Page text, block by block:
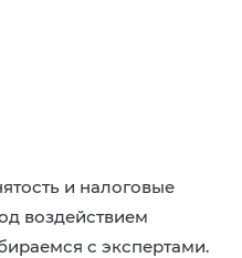
83
КАБИНЕТ
и налоговые
воздействием
с экспертами.